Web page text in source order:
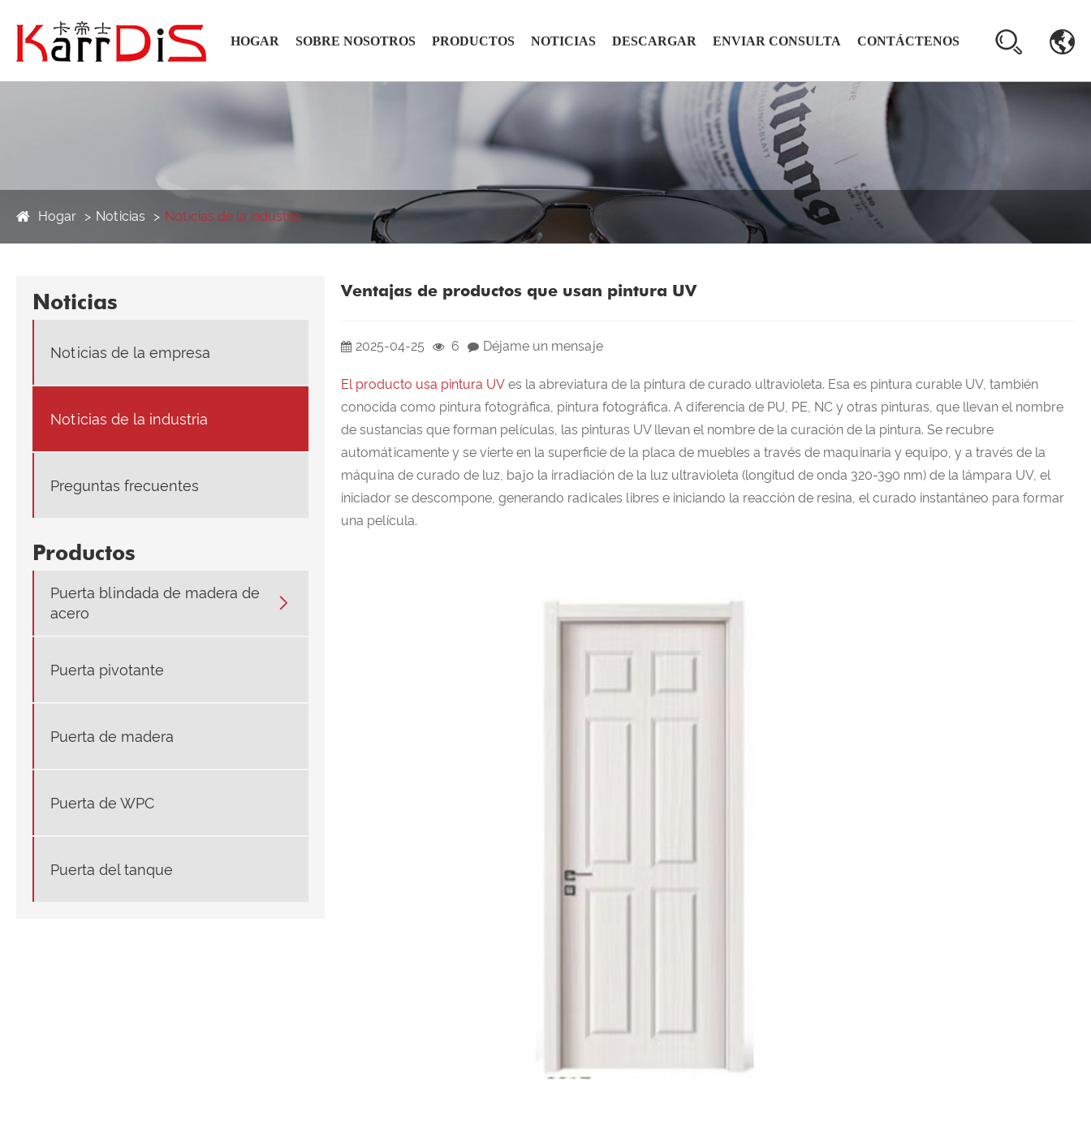
HOGAR SOBRE NOSOTROS PRODUCTOS NOTICIAS DESCARGAR ENVIAR CONSULTA CONTÁCTENOS
Hogar Noticias Noticias de la industria
Noticias
Noticias de la empresa
Noticias de la industria
Preguntas frecuentes
Productos
Puerta blindada de madera de
acero

Puerta pivotante
Puerta de madera
Puerta de WPC
Puerta del tanque
Ventajas de productos que usan pintura UV
2025-04-25 6 Déjame un mensaje
El producto usa pintura UV es la abreviatura de la pintura de curado ultravioleta. Esa es pintura curable UV, también
conocida como pintura fotográfica, pintura fotográfica. A diferencia de PU, PE, NC y otras pinturas, que llevan el nombre
de sustancias que forman películas, las pinturas UV llevan el nombre de la curación de la pintura. Se recubre
automáticamente y se vierte en la superficie de la placa de muebles a través de maquinaria y equipo, y a través de la
máquina de curado de luz, bajo la irradiación de la luz ultravioleta (longitud de onda 320-390 nm) de la lámpara UV, el
iniciador se descompone, generando radicales libres e iniciando la reacción de resina, el curado instantáneo para formar
una película.